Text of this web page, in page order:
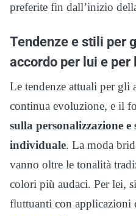
preferite fin dall’inizio
Tendenze e stili per
accordo per lui e per
Le tendenze attuali per gli
continua evoluzione, e il
sulla personalizzazione e
individuale. La moda
vanno oltre le tonalità
colori più audaci. Per lei,
fluttuanti con applicazioni